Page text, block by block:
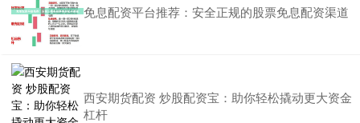
免息配资平台推荐：安全正规的股票免息配资渠道
西安期货配资 炒股配资宝：助你轻松撬动更大资金
杠杆